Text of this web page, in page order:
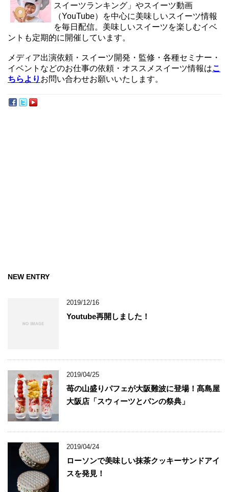
スイーツランキング」やスイーツ動画
（YouTube）を中心に美味しいスイーツ情報
を毎日配信。美味しいスイーツを楽しむイベ
ントも定期的に開催しています。
メディア出演依頼・スイーツ開発・監修・各種セミナー・
イベントなどのお仕事の依頼・オススメスイーツ情報はこ
ちらより お問い合わせお願いいたします。
NEW ENTRY
2019/12/16
Youtube再開しました！
2019/04/25
苺の山盛りパフェが大阪難波に登場！髙島屋
大阪店「スウィーツとパンの祭典」
2019/04/24
ローソンで美味しい抹茶クッキーサンドアイ
スを発見！